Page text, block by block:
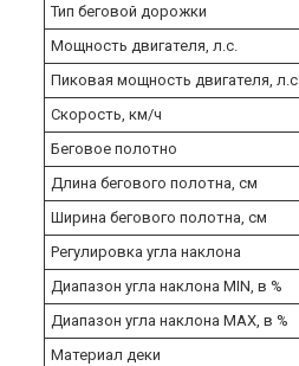
Тип беговой дорожки
Мощность двигателя, л.с.
Пиковая мощность двигателя, л.с.
Скорость, км/ч
Беговое полотно
Длина бегового полотна, см
Ширина бегового полотна, см
Регулировка угла наклона
Диапазон угла наклона MIN, в %
Диапазон угла наклона MAX, в %
Материал деки